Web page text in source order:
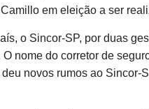
em eleição a ser
o Sincor-SP, por duas
nome do corretor de
novos rumos ao Sincor-